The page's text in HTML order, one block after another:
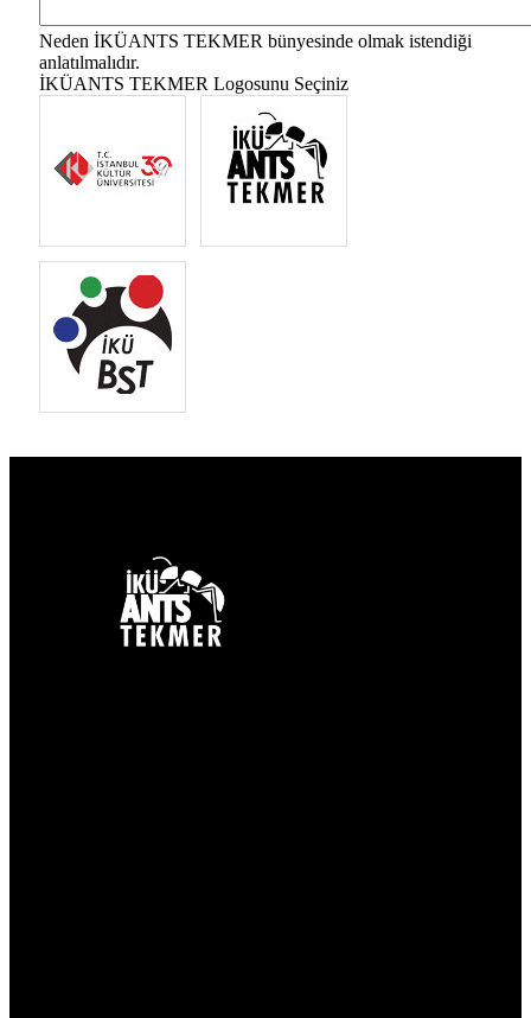
Neden İKÜANTS TEKMER bünyesinde olmak istendiği
anlatılmalıdır.
İKÜANTS TEKMER Logosunu Seçiniz